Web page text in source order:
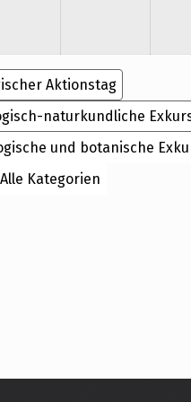
Aktionstag
naturkundliche
und botanische
Alle Kategorien